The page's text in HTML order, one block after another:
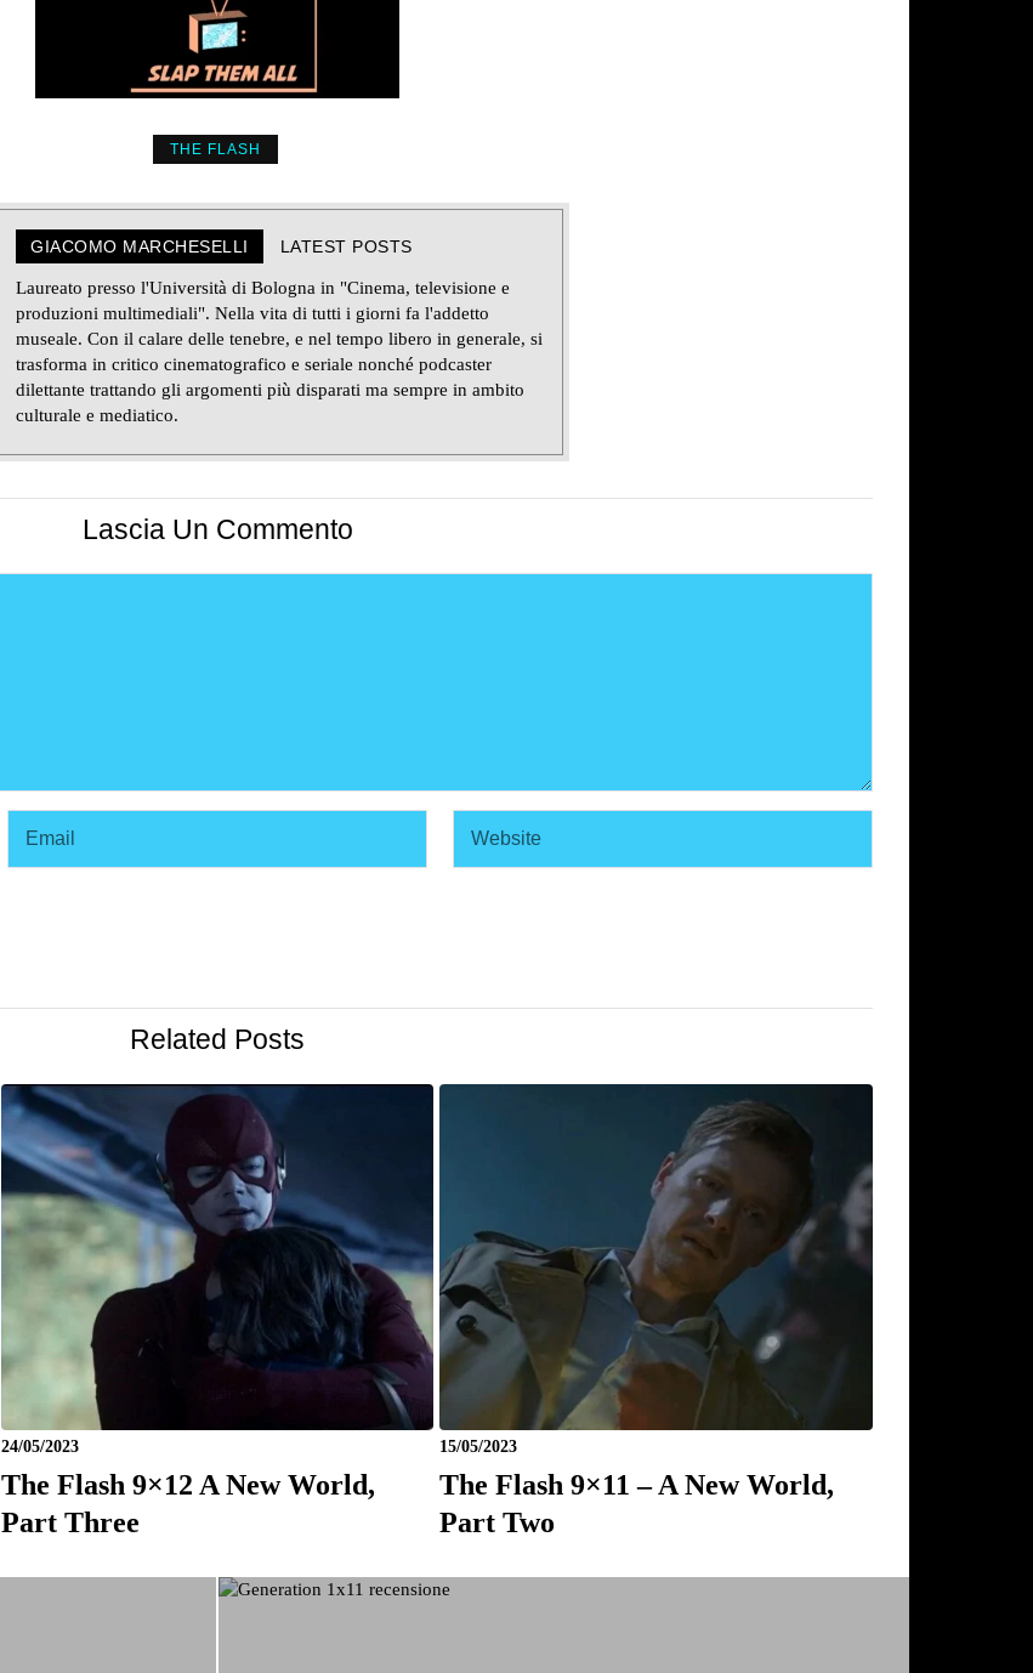
THE FLASH
GIACOMO MARCHESELLI LATEST POSTS
Laureato presso l'Università di Bologna in "Cinema, televisione e
produzioni multimediali". Nella vita di tutti i giorni fa l'addetto
museale. Con il calare delle tenebre, e nel tempo libero in generale, si
trasforma in critico cinematografico e seriale nonché podcaster
dilettante trattando gli argomenti più disparati ma sempre in ambito
culturale e mediatico.
Lascia Un Commento
Related Posts
24/05/2023
The Flash 9×12 A New World,
Part Three
15/05/2023
The Flash 9×11 – A New World,
Part Two